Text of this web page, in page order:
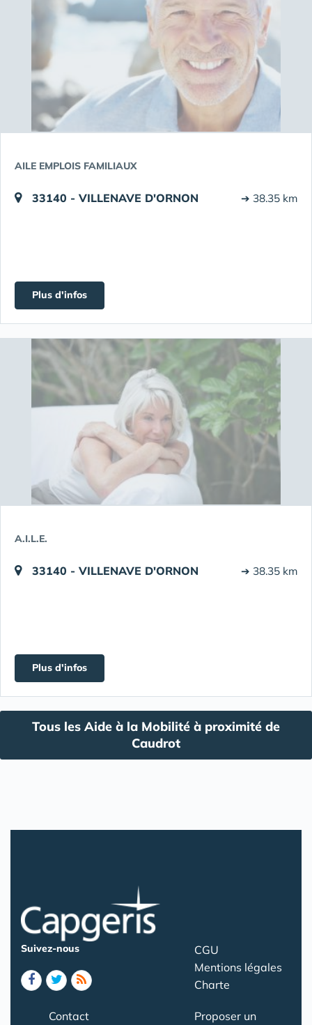
AILE EMPLOIS FAMILIAUX
33140 - VILLENAVE D'ORNON ➔ 38.35 km
Plus d'infos
A.I.L.E.
33140 - VILLENAVE D'ORNON ➔ 38.35 km
Plus d'infos
Tous les Aide à la Mobilité à proximité de
Caudrot
Suivez-nous
CGU
Mentions légales
Charte
Contact
Proposer un